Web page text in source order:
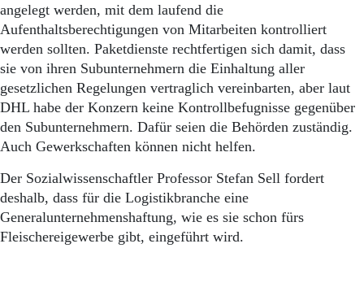
angelegt werden, mit dem laufend die
Aufenthaltsberechtigungen von Mitarbeiten kontrolliert
werden sollten. Paketdienste rechtfertigen sich damit, dass
sie von ihren Subunternehmern die Einhaltung aller
gesetzlichen Regelungen vertraglich vereinbarten, aber laut
DHL habe der Konzern keine Kontrollbefugnisse gegenüber
den Subunternehmern. Dafür seien die Behörden zuständig.
Auch Gewerkschaften können nicht helfen.
Der Sozialwissenschaftler Professor Stefan Sell fordert
deshalb, dass für die Logistikbranche eine
Generalunternehmenshaftung, wie es sie schon fürs
Fleischereigewerbe gibt, eingeführt wird.